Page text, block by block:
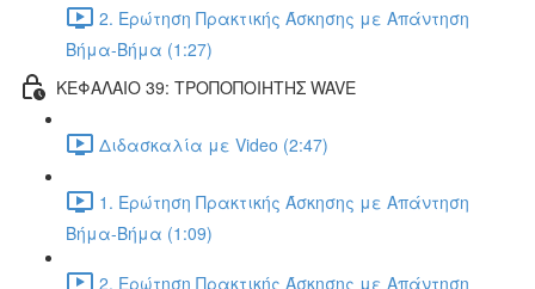
2. Ερώτηση Πρακτικής Άσκησης με Απάντηση
Βήμα-Βήμα (1:27)
ΚΕΦΑΛΑΙΟ 39: ΤΡΟΠΟΠΟΙΗΤΗΣ WAVE
Διδασκαλία με Video (2:47)
1. Ερώτηση Πρακτικής Άσκησης με Απάντηση
Βήμα-Βήμα (1:09)
2. Ερώτηση Πρακτικής Άσκησης με Απάντηση